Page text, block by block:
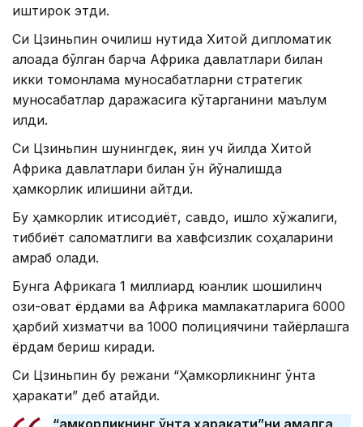
иштирок этди.
Си Цзиньпин очилиш нутқида Хитой дипломатик
алоқада бўлган барча Африка давлатлари билан
икки томонлама муносабатларни стратегик
муносабатлар даражасига кўтарганини маълум
қилди.
Си Цзиньпин шунингдек, яқин уч йилда Хитой
Африка давлатлари билан ўн йўналишда
ҳамкорлик қилишини айтди.
Бу ҳамкорлик иқтисодиёт, савдо, қишлоқ хўжалиги,
тиббиёт саломатлиги ва хавфсизлик соҳаларини
қамраб олади.
Бунга Африкага 1 миллиард юанлик шошилинч
озиқ-овқат ёрдами ва Африка мамлакатларига 6000
ҳарбий хизматчи ва 1000 полициячини тайёрлашга
ёрдам бериш киради.
Си Цзиньпин бу режани “Ҳамкорликнинг ўнта
ҳаракати” деб атайди.